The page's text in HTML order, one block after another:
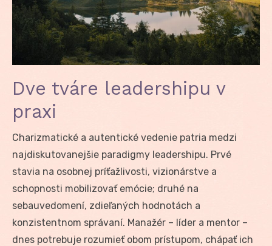
Dve tváre leadershipu v
praxi
Charizmatické a autentické vedenie patria medzi
najdiskutovanejšie paradigmy leadershipu. Prvé
stavia na osobnej príťažlivosti, vizionárstve a
schopnosti mobilizovať emócie; druhé na
sebauvedomení, zdieľaných hodnotách a
konzistentnom správaní. Manažér – líder a mentor –
dnes potrebuje rozumieť obom prístupom, chápať ich